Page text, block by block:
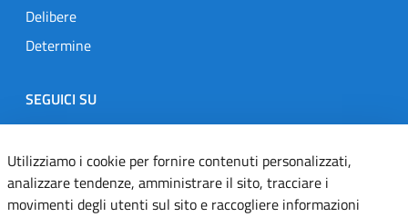
Delibere
Determine
SEGUICI SU
Designers Italia
TwitterInstagramYoutubeLinkedin
Utilizziamo i cookie per fornire contenuti personalizzati,
analizzare tendenze, amministrare il sito, tracciare i
movimenti degli utenti sul sito e raccogliere informazioni